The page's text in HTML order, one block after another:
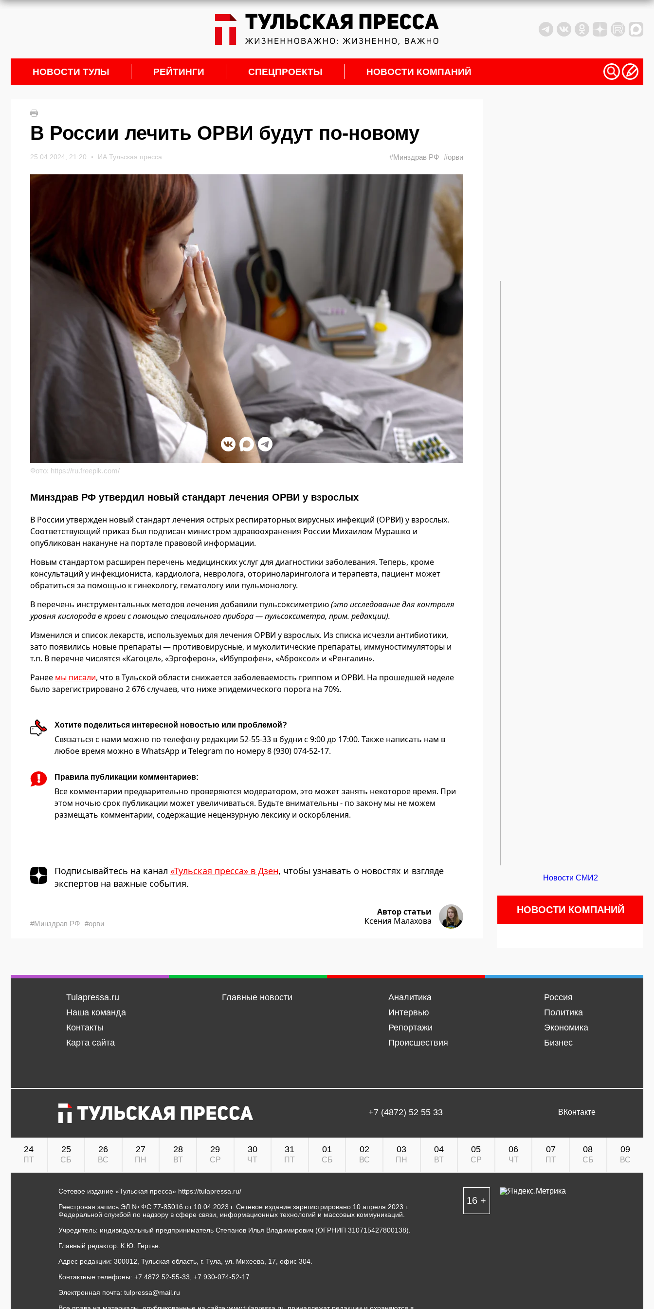
НОВОСТИ ТУЛЫ РЕЙТИНГИ СПЕЦПРОЕКТЫ НОВОСТИ КОМПАНИЙ
В России лечить ОРВИ будут по-новому
25.04.2024, 21:20 ИА Тульская пресса #Минздрав РФ #орви
Фото: https://ru.freepik.com/
Минздрав РФ утвердил новый стандарт лечения ОРВИ у взрослых
В России утвержден новый стандарт лечения острых респираторных вирусных инфекций (ОРВИ) у взрослых.
Соответствующий приказ был подписан министром здравоохранения России Михаилом Мурашко и
опубликован накануне на портале правовой информации.
Новым стандартом расширен перечень медицинских услуг для диагностики заболевания. Теперь, кроме
консультаций у инфекциониста, кардиолога, невролога, оториноларинголога и терапевта, пациент может
обратиться за помощью к гинекологу, гематологу или пульмонологу.
В перечень инструментальных методов лечения добавили пульсоксиметрию(это исследование для контроля
уровня кислорода в крови с помощью специального прибора — пульсоксиметра, прим. редакции).
Изменился и список лекарств, используемых для лечения ОРВИ у взрослых. Из списка исчезли антибиотики,
зато появились новые препараты — противовирусные, и муколитические препараты, иммуностимуляторы и
т.п. В перечне числятся «Кагоцел», «Эргоферон», «Ибупрофен», «Аброксол» и «Ренгалин».
Ранее мы писали, что в Тульской области снижается заболеваемость гриппом и ОРВИ. На прошедшей неделе
было зарегистрировано 2 676 случаев, что ниже эпидемического порога на 70%.
Хотите поделиться интересной новостью или проблемой?
Связаться с нами можно по телефону редакции 52-55-33 в будни с 9:00 до 17:00. Также написать нам в
любое время можно в WhatsApp и Telegram по номеру 8 (930) 074-52-17.
Правила публикации комментариев:
Все комментарии предварительно проверяются модератором, это может занять некоторое время. При
этом ночью срок публикации может увеличиваться. Будьте внимательны - по закону мы не можем
размещать комментарии, содержащие нецензурную лексику и оскорбления.
Подписывайтесь на канал «Тульская пресса» в Дзен, чтобы узнавать о новостях и взгляде
экспертов на важные события.
#Минздрав РФ #орви
Автор статьи
Ксения Малахова
Новости СМИ2
НОВОСТИ КОМПАНИЙ
Tulapressa.ru
Наша команда
Контакты
Карта сайта
Главные новости
Аналитика
Интервью
Репортажи
Происшествия
Россия
Политика
Экономика
Бизнес
+7 (4872) 52 55 33 ВКонтакте
24
ПТ
25
СБ
26
ВС
27
ПН
28
ВТ
29
СР
30
ЧТ
31
ПТ
01
СБ
02
ВС
03
ПН
04
ВТ
05
СР
06
ЧТ
07
ПТ
08
СБ
09
ВС
Сетевое издание «Тульская пресса» https://tulapressa.ru/
Реестровая запись ЭЛ № ФС 77-85016 от 10.04.2023 г. Сетевое издание зарегистрировано 10 апреля 2023 г.
Федеральной службой по надзору в сфере связи, информационных технологий и массовых коммуникаций.
Учредитель: индивидуальный предприниматель Степанов Илья Владимирович (ОГРНИП 310715427800138).
Главный редактор: К.Ю. Гертье.
Адрес редакции: 300012, Тульская область, г. Тула, ул. Михеева, 17, офис 304.
Контактные телефоны: +7 4872 52-55-33, +7 930-074-52-17
Электронная почта: tulpressa@mail.ru
16 +